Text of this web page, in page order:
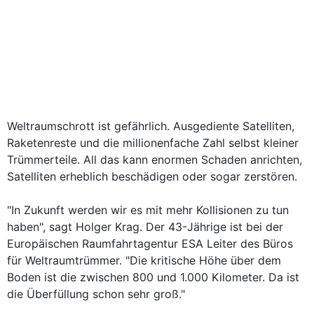
Weltraumschrott ist gefährlich. Ausgediente Satelliten,
Raketenreste und die millionenfache Zahl selbst kleiner
Trümmerteile. All das kann enormen Schaden anrichten,
Satelliten erheblich beschädigen oder sogar zerstören.
"In Zukunft werden wir es mit mehr Kollisionen zu tun
haben", sagt Holger Krag. Der 43-Jährige ist bei der
Europäischen Raumfahrtagentur ESA Leiter des Büros
für Weltraumtrümmer. "Die kritische Höhe über dem
Boden ist die zwischen 800 und 1.000 Kilometer. Da ist
die Überfüllung schon sehr groß."